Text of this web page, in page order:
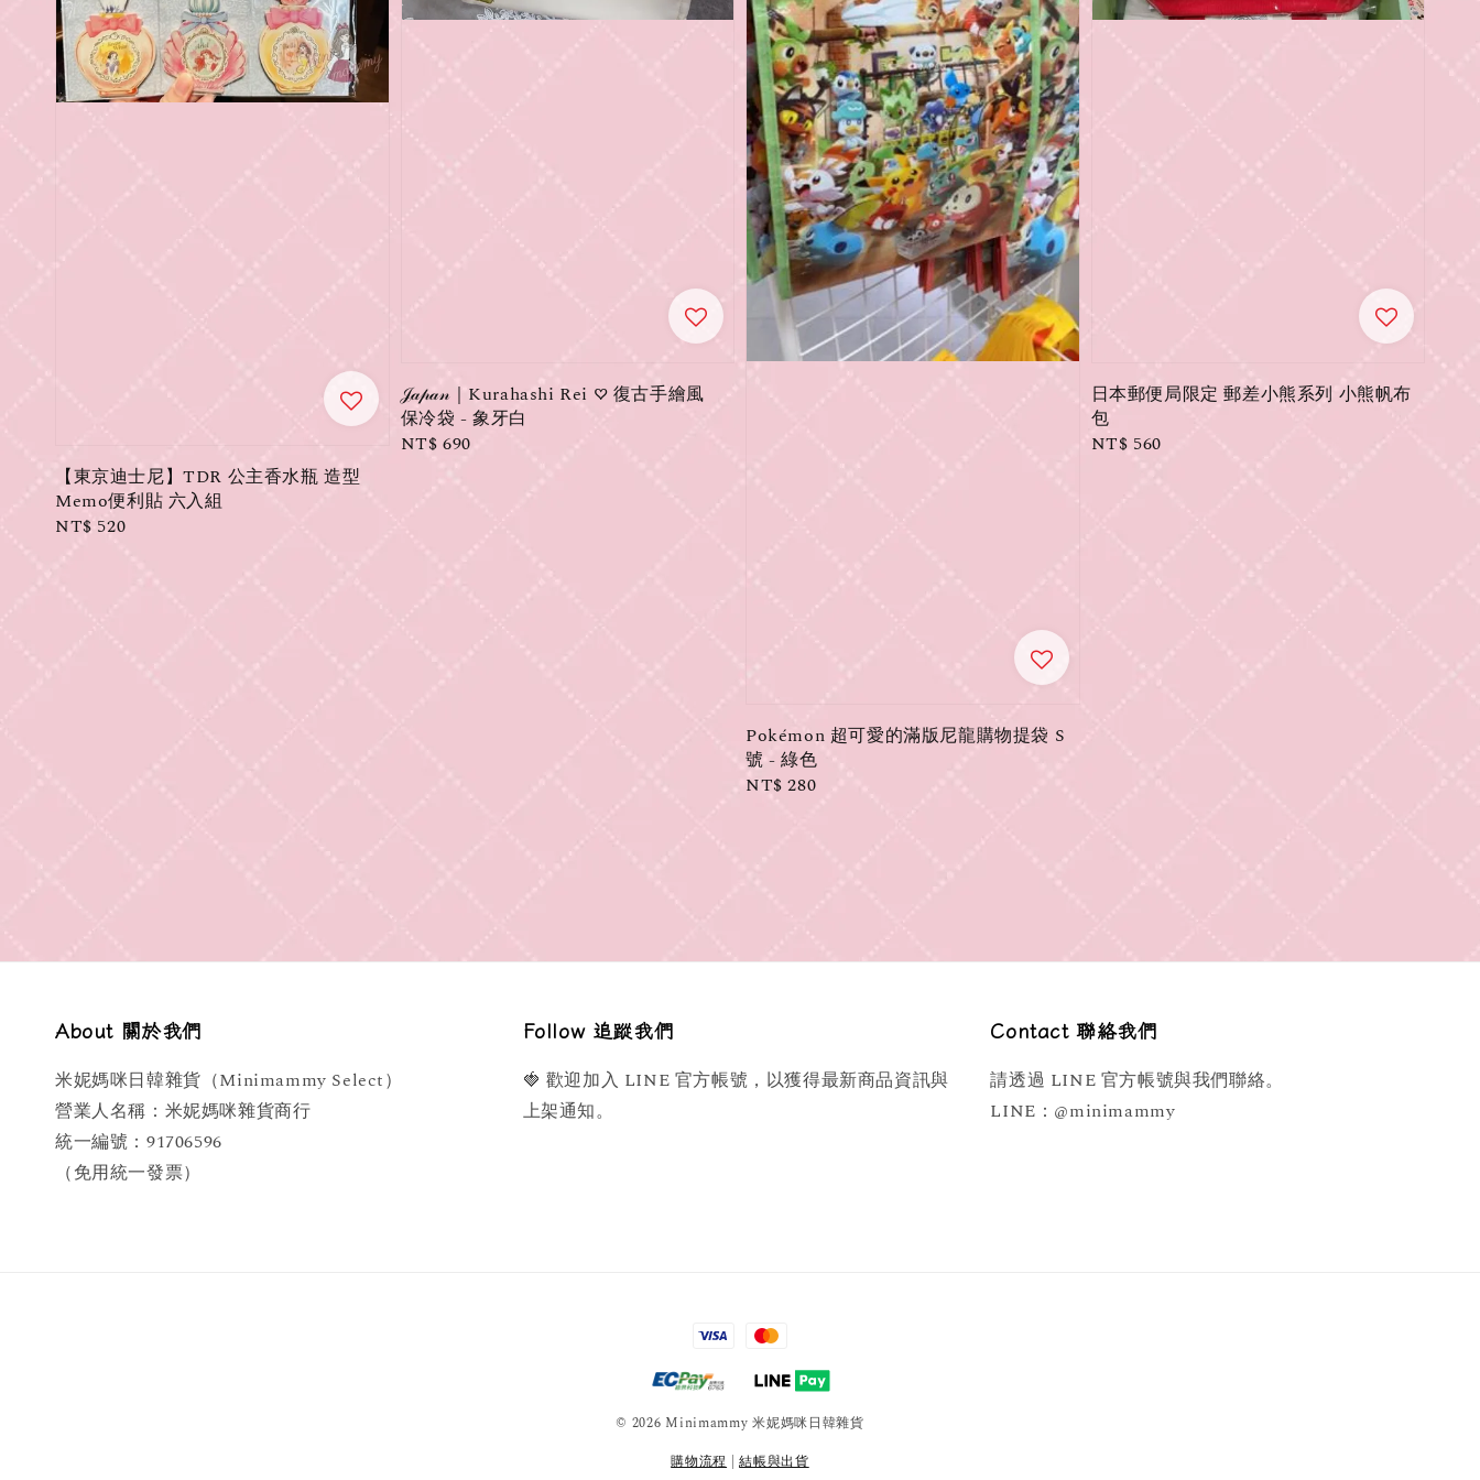
【東京迪士尼】TDR 公主香水瓶 造型
Memo便利貼 六入組
Regular
NT$ 520
𝒥𝒶𝓅𝒶𝓃｜Kurahashi Rei ♡ 復古手繪風
保冷袋 - 象牙白
Regular
NT$ 690
Pokémon 超可愛的滿版尼龍購物提袋 S
號 - 綠色
Regular
NT$ 280
日本郵便局限定 郵差小熊系列 小熊帆布
包
Regular
NT$ 560
About 關於我們
米妮媽咪日韓雜貨（Minimammy Select）
營業人名稱：米妮媽咪雜貨商行
統一編號：91706596
（免用統一發票）
Follow 追蹤我們
🍓 歡迎加入 LINE 官方帳號，以獲得最新商品資訊與
上架通知。
Contact 聯絡我們
請透過 LINE 官方帳號與我們聯絡。
LINE：@minimammy
© 2026 Minimammy 米妮媽咪日韓雜貨
購物流程 |結帳與出貨